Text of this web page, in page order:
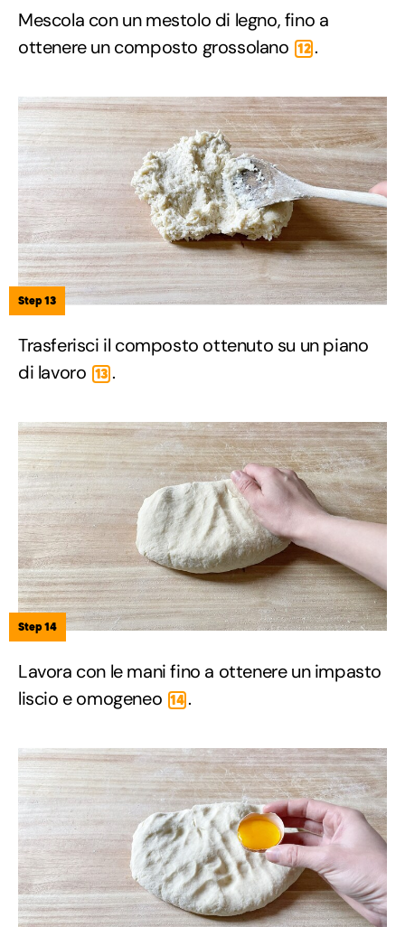
Mescola con un mestolo di legno, fino a
ottenere un composto grossolano 12 .
Step 13
Trasferisci il composto ottenuto su un piano
di lavoro 13 .
Step 14
Lavora con le mani fino a ottenere un impasto
liscio e omogeneo 14 .